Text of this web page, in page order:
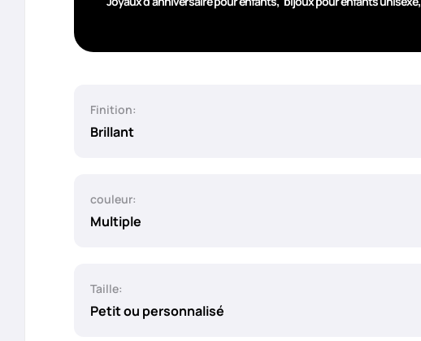
Finition:
Brillant
couleur:
Multiple
Taille:
Petit ou personnalisé